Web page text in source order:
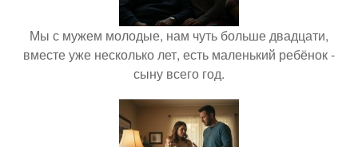
Мы с мужем молодые, нам чуть больше двадцати,
вместе уже несколько лет, есть маленький ребёнок -
сыну всего год.